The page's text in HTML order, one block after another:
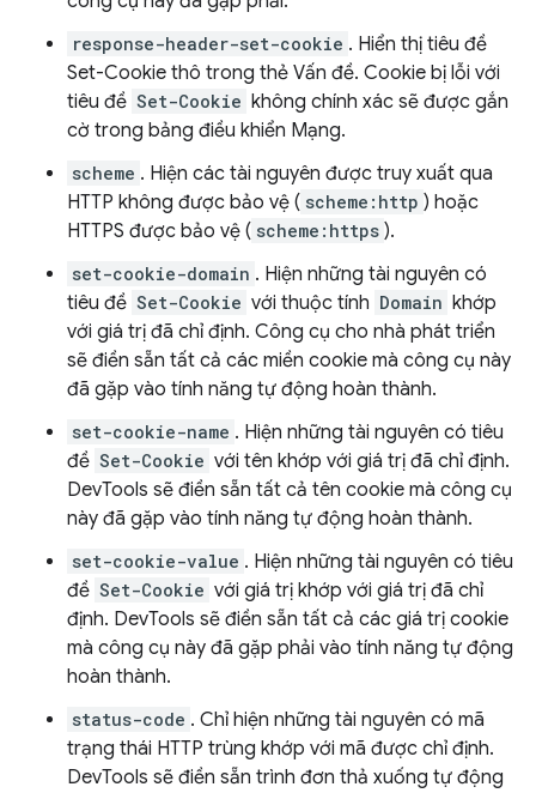
response-header-set-cookie . Hiển thị tiêu đề
Set-Cookie thô trong thẻ Vấn đề. Cookie bị lỗi với
tiêu đề Set-Cookie không chính xác sẽ được gắn
cờ trong bảng điều khiển Mạng.
scheme . Hiện các tài nguyên được truy xuất qua
HTTP không được bảo vệ ( scheme:http ) hoặc
HTTPS được bảo vệ ( scheme:https ).
set-cookie-domain . Hiện những tài nguyên có
tiêu đề Set-Cookie với thuộc tính Domain khớp
với giá trị đã chỉ định. Công cụ cho nhà phát triển
sẽ điền sẵn tất cả các miền cookie mà công cụ này
đã gặp vào tính năng tự động hoàn thành.
set-cookie-name . Hiện những tài nguyên có tiêu
đề Set-Cookie với tên khớp với giá trị đã chỉ định.
DevTools sẽ điền sẵn tất cả tên cookie mà công cụ
này đã gặp vào tính năng tự động hoàn thành.
set-cookie-value . Hiện những tài nguyên có tiêu
đề Set-Cookie với giá trị khớp với giá trị đã chỉ
định. DevTools sẽ điền sẵn tất cả các giá trị cookie
mà công cụ này đã gặp phải vào tính năng tự động
hoàn thành.
status-code . Chỉ hiện những tài nguyên có mã
trạng thái HTTP trùng khớp với mã được chỉ định.
DevTools sẽ điền sẵn trình đơn thả xuống tự động